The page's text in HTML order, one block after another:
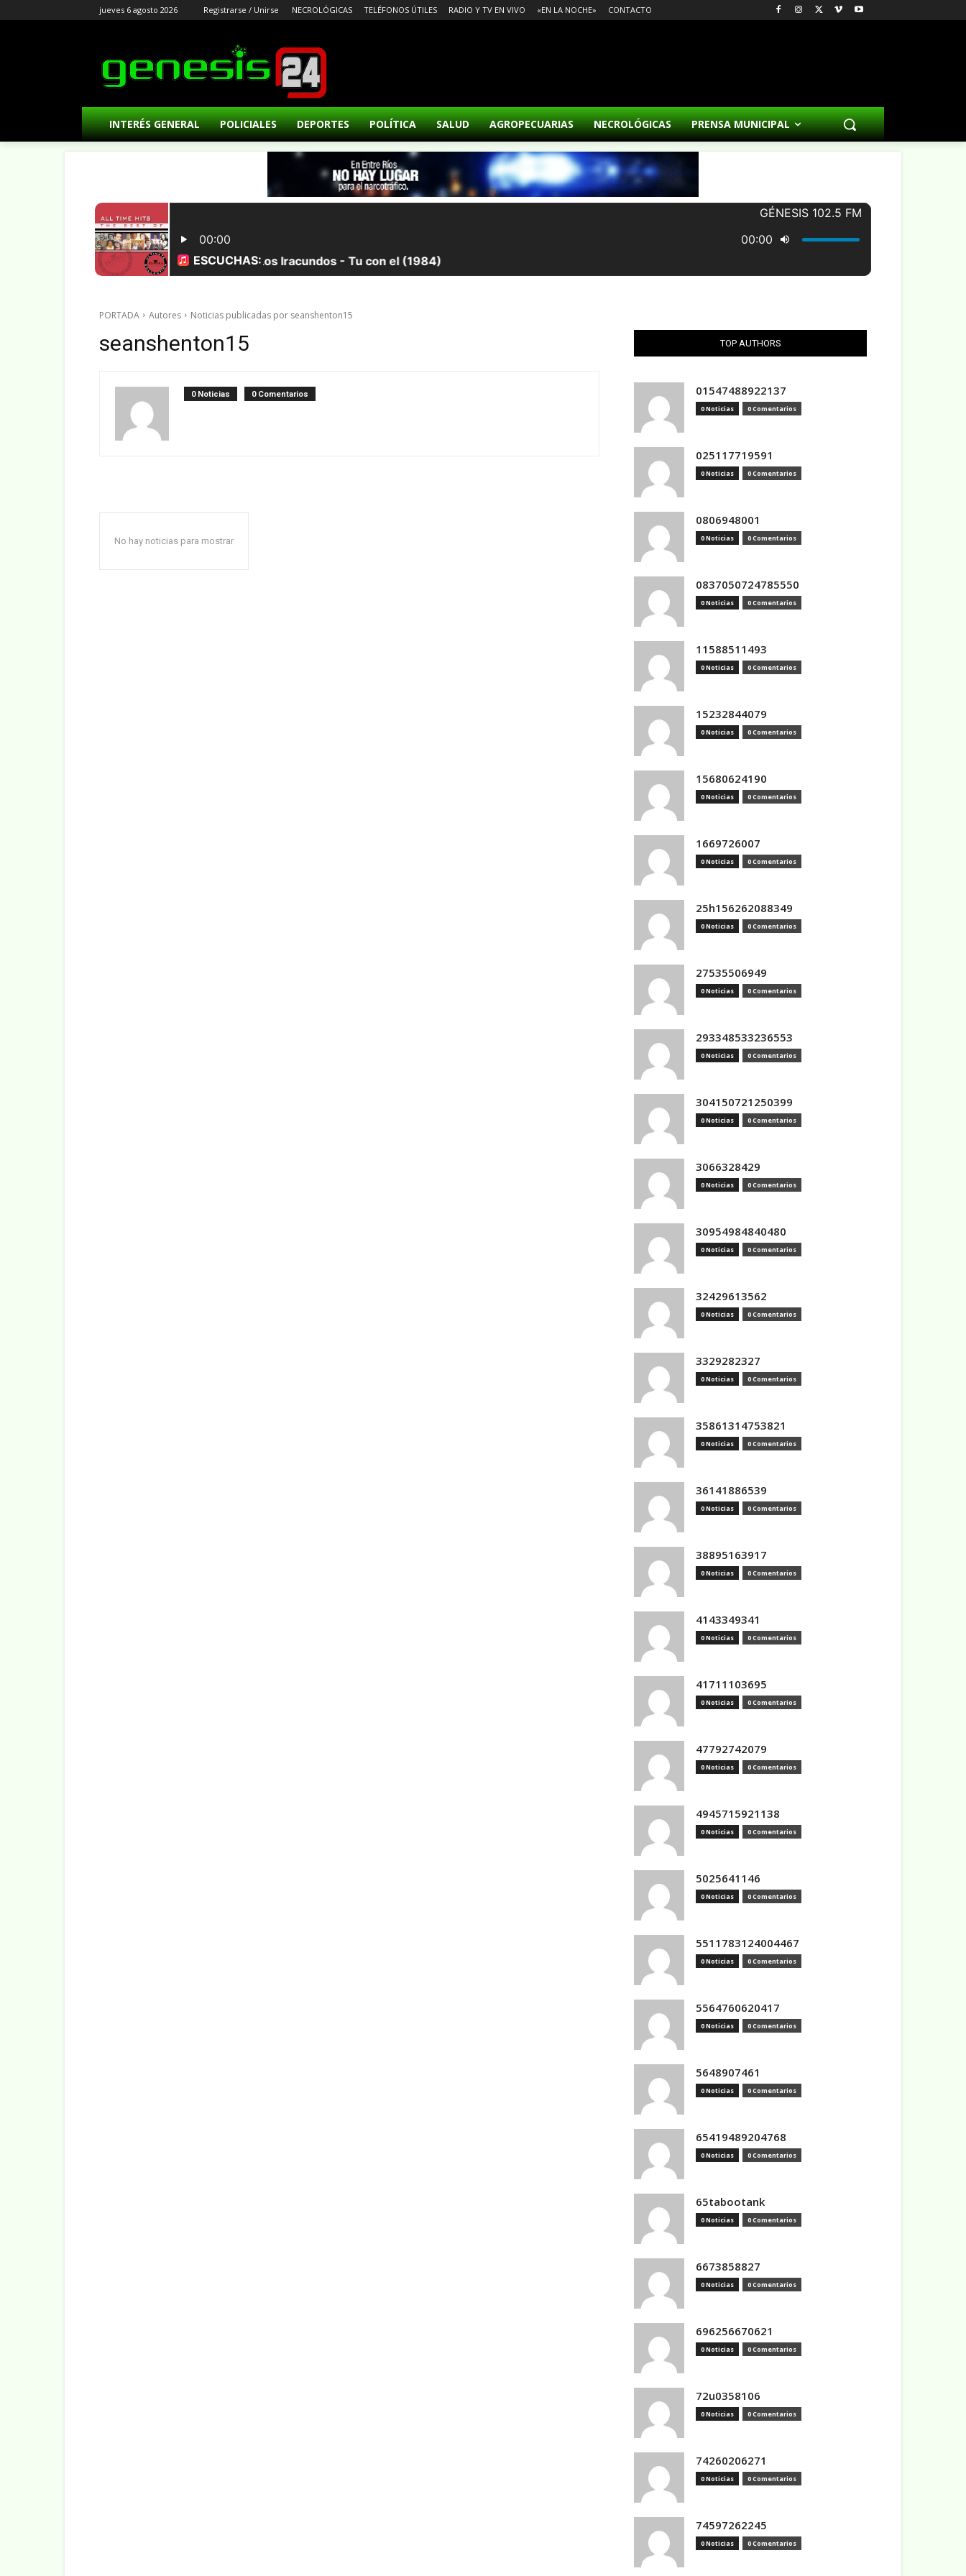
jueves 6 agosto 2026 Registrarse / Unirse NECROLÓGICAS TELÉFONOS ÚTILES RADIO Y TV EN VIVO «EN LA NOCHE» CONTACTO
INTERÉS GENERAL POLICIALES DEPORTES POLÍTICA SALUD AGROPECUARIAS NECROLÓGICAS PRENSA MUNICIPAL
PORTADA Autores Noticias publicadas por seanshenton15
seanshenton15
0 Noticias 0 Comentarios
No hay noticias para mostrar
TOP AUTHORS
01547488922137
0 Noticias 0 Comentarios
025117719591
0 Noticias 0 Comentarios
0806948001
0 Noticias 0 Comentarios
0837050724785550
0 Noticias 0 Comentarios
11588511493
0 Noticias 0 Comentarios
15232844079
0 Noticias 0 Comentarios
15680624190
0 Noticias 0 Comentarios
1669726007
0 Noticias 0 Comentarios
25h156262088349
0 Noticias 0 Comentarios
27535506949
0 Noticias 0 Comentarios
293348533236553
0 Noticias 0 Comentarios
304150721250399
0 Noticias 0 Comentarios
3066328429
0 Noticias 0 Comentarios
30954984840480
0 Noticias 0 Comentarios
32429613562
0 Noticias 0 Comentarios
3329282327
0 Noticias 0 Comentarios
35861314753821
0 Noticias 0 Comentarios
36141886539
0 Noticias 0 Comentarios
38895163917
0 Noticias 0 Comentarios
4143349341
0 Noticias 0 Comentarios
41711103695
0 Noticias 0 Comentarios
47792742079
0 Noticias 0 Comentarios
4945715921138
0 Noticias 0 Comentarios
5025641146
0 Noticias 0 Comentarios
5511783124004467
0 Noticias 0 Comentarios
5564760620417
0 Noticias 0 Comentarios
5648907461
0 Noticias 0 Comentarios
65419489204768
0 Noticias 0 Comentarios
65tabootank
0 Noticias 0 Comentarios
6673858827
0 Noticias 0 Comentarios
696256670621
0 Noticias 0 Comentarios
72u0358106
0 Noticias 0 Comentarios
74260206271
0 Noticias 0 Comentarios
74597262245
0 Noticias 0 Comentarios